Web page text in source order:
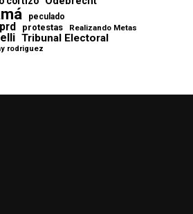
peculado
prd protestas Realizando Metas
Tribunal Electoral
rodriguez